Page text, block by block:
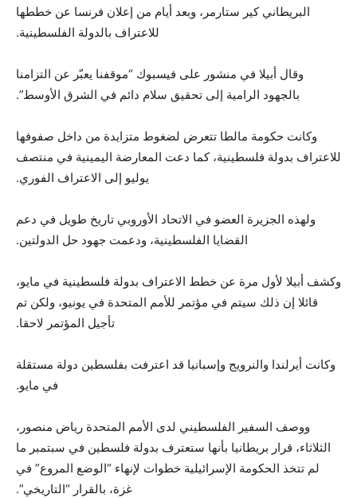
البريطاني كير ستارمر، وبعد أيام من إعلان فرنسا عن خططها
للاعتراف بالدولة الفلسطينية.
وقال أبيلا في منشور على فيسبوك “موقفنا يعبّر عن التزامنا
بالجهود الرامية إلى تحقيق سلام دائم في الشرق الأوسط”.
وكانت حكومة مالطا تتعرض لضغوط متزايدة من داخل صفوفها
للاعتراف بدولة فلسطينية، كما دعت المعارضة اليمينية في منتصف
يوليو إلى الاعتراف الفوري.
ولهذه الجزيرة العضو في الاتحاد الأوروبي تاريخ طويل في دعم
القضايا الفلسطينية، ودعمت جهود حل الدولتين.
وكشف أبيلا لأول مرة عن خطط الاعتراف بدولة فلسطينية في مايو،
قائلا إن ذلك سيتم في مؤتمر للأمم المتحدة في يونيو، ولكن تم
تأجيل المؤتمر لاحقا.
وكانت أيرلندا والنرويج وإسبانيا قد اعترفت بفلسطين دولة مستقلة
في مايو.
ووصف السفير الفلسطيني لدى الأمم المتحدة رياض منصور،
الثلاثاء، قرار بريطانيا بأنها ستعترف بدولة فلسطين في سبتمبر ما
لم تتخذ الحكومة الإسرائيلية خطوات لإنهاء “الوضع المروع” في
غزة، بالقرار “التاريخي”.